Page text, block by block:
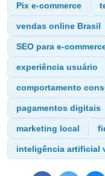
Pix e-commerce
vendas online Brasil
SEO para e-
experiência usuário
comportamento
pagamentos digitais
marketing local
inteligência artificial